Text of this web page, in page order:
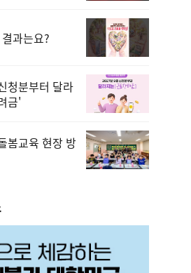
과는요?
청분부터 달라
금'
봄교육 현장 방